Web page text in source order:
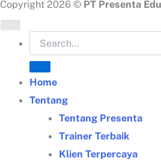
Copyright 2026 © PT Presenta
Home
Tentang
Tentang Presenta
Trainer Terbaik
Klien Terpercaya